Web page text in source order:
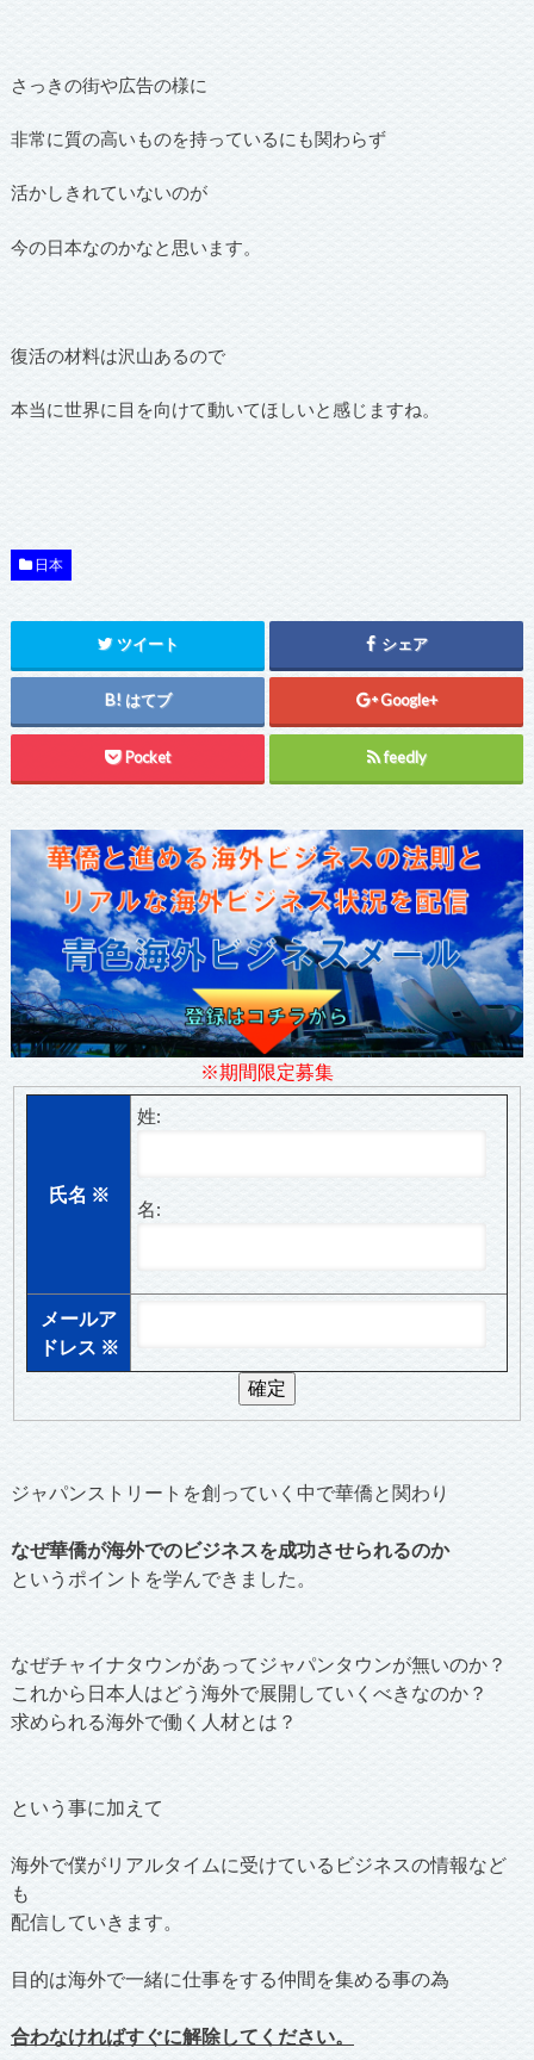
さっきの街や広告の様に
非常に質の高いものを持っているにも関わらず
活かしきれていないのが
今の日本なのかなと思います。
復活の材料は沢山あるので
本当に世界に目を向けて動いてほしいと感じますね。
日本
ツイート シェア
はてブ Google+
Pocket feedly
※期間限定募集
氏名 ※
姓:
名:
メールア
ドレス ※
ジャパンストリートを創っていく中で華僑と関わり
なぜ華僑が海外でのビジネスを成功させられるのか
というポイントを学んできました。
なぜチャイナタウンがあってジャパンタウンが無いのか？
これから日本人はどう海外で展開していくべきなのか？
求められる海外で働く人材とは？
という事に加えて
海外で僕がリアルタイムに受けているビジネスの情報など
も
配信していきます。
目的は海外で一緒に仕事をする仲間を集める事の為
合わなければすぐに解除してください。